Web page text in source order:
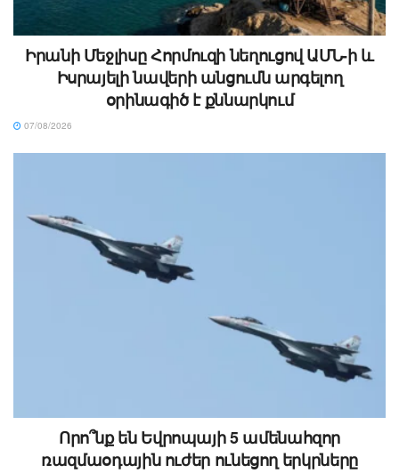
Իրանի Մեջլիսը Հորմուզի նեղուցով ԱՄՆ-ի և
Իսրայելի նավերի անցումն արգելող
օրինագիծ է քննարկում
07/08/2026
Որո՞նք են Եվրոպայի 5 ամենահզոր
ռազմաօդային ուժեր ունեցող երկրները